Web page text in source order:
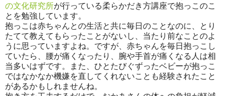
の文化研究所が行っている柔らかだき方講座で抱っこのこ
とを勉強しています。
抱っこは赤ちゃんとの生活と共に毎日のことなのに、とり
たてて教えてもらったことがないし、当たり前なことのよ
うに思っていますよね。ですが、赤ちゃんを毎日抱っこし
ていたら、腰が痛くなったり、腕や手首が痛くなる人は相
当多いはずです。また、ひとたびぐずったベビーが抱っこ
ではなかなか機嫌を直してくれないことも経験されたこと
があるかもしれませんね。